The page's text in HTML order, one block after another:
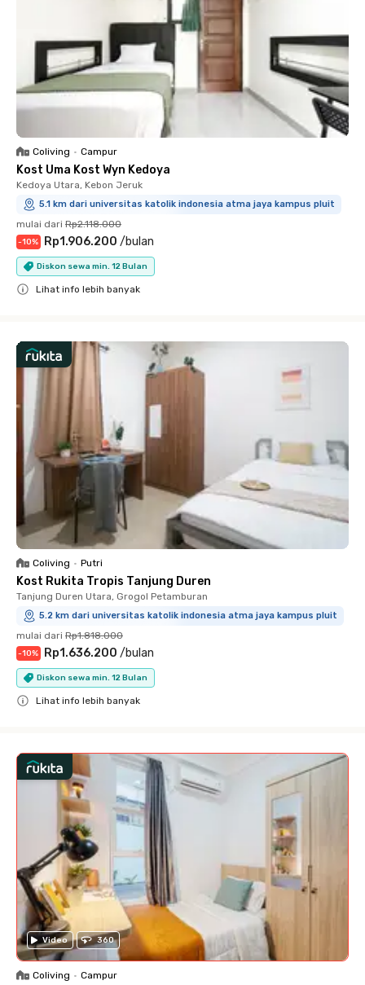
Coliving • Campur
Kost Uma Kost Wyn Kedoya
Kedoya Utara, Kebon Jeruk
5.1 km dari universitas katolik indonesia atma jaya kampus pluit
mulai dari Rp2.118.000
-10% Rp1.906.200 /bulan
Diskon sewa min. 12 Bulan
Lihat info lebih banyak
Coliving • Putri
Kost Rukita Tropis Tanjung Duren
Tanjung Duren Utara, Grogol Petamburan
5.2 km dari universitas katolik indonesia atma jaya kampus pluit
mulai dari Rp1.818.000
-10% Rp1.636.200 /bulan
Diskon sewa min. 12 Bulan
Lihat info lebih banyak
Video 360
Coliving • Campur